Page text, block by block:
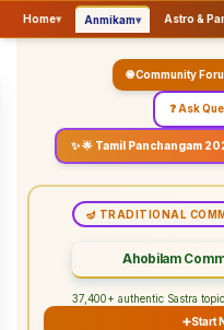
Home▾ Anmikam▾ Astro &
🌐 Community
❓ Ask
✨ 🌟 Tamil Panchangam
🪔 TRADITIONAL
Ahobilam
37,400+ authentic Sastra
➕Start